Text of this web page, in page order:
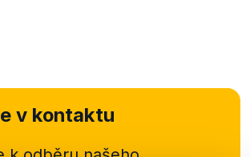
v kontaktu